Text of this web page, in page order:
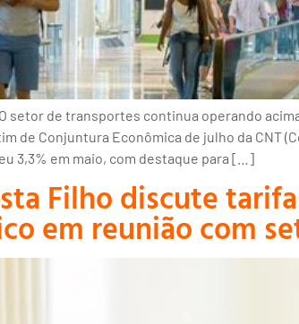
setor de transportes continua operando
de Conjuntura Econômica de julho da CNT
3,3% em maio, com destaque para […]
Filho discute
em reunião com